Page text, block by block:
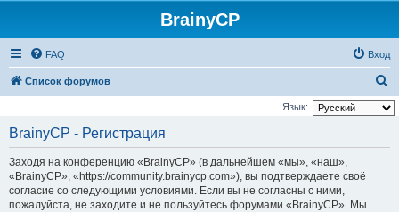
BrainyCP
FAQ Вход
Список форумов
о
Язык:
BrainyCP - Регистрация
Заходя на конференцию «BrainyCP» (в дальнейшем «мы», «наш»,
«BrainyCP», «https://community.brainycp.com»), вы подтверждаете своё
согласие со следующими условиями. Если вы не согласны с ними,
пожалуйста, не заходите и не пользуйтесь форумами «BrainyCP». Мы